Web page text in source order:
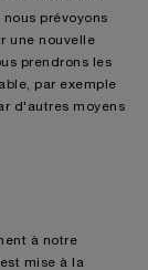
prévoyons
une nouvelle
prendrons les
par exemple
d'autres moyens
à notre
mise à la